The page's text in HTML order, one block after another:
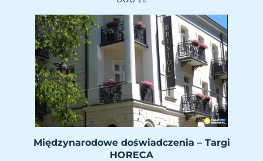
Międzynarodowe doświadczenia – Targi
HORECA